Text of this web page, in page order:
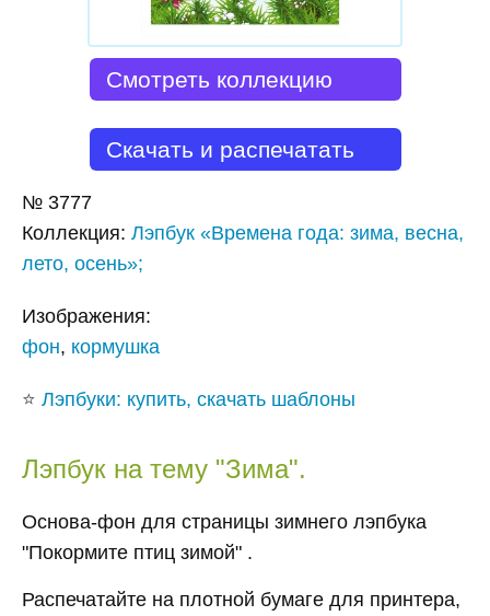
Смотреть коллекцию
Скачать и распечатать
№ 3777
Коллекция: Лэпбук «Времена года: зима, весна,
лето, осень»;
Изображения:
фон, кормушка
⭐ Лэпбуки: купить, скачать шаблоны
Лэпбук на тему "Зима".
Основа-фон для страницы зимнего лэпбука
"Покормите птиц зимой" .
Распечатайте на плотной бумаге для принтера,